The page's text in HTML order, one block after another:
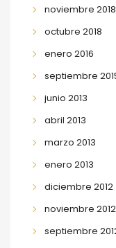
noviembre 2018
octubre 2018
enero 2016
septiembre
junio 2013
abril 2013
marzo 2013
enero 2013
diciembre 2012
noviembre 2012
septiembre